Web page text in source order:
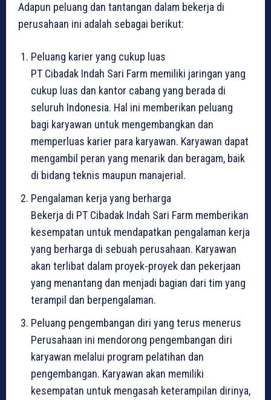
Adapun peluang dan tantangan dalam bekerja di
perusahaan ini adalah sebagai berikut:
Peluang karier yang cukup luas
PT Cibadak Indah Sari Farm memiliki jaringan yang
cukup luas dan kantor cabang yang berada di
seluruh Indonesia. Hal ini memberikan peluang
bagi karyawan untuk mengembangkan dan
memperluas karier para karyawan. Karyawan dapat
mengambil peran yang menarik dan beragam, baik
di bidang teknis maupun manajerial.
Pengalaman kerja yang berharga
Bekerja di PT Cibadak Indah Sari Farm memberikan
kesempatan untuk mendapatkan pengalaman kerja
yang berharga di sebuah perusahaan. Karyawan
akan terlibat dalam proyek-proyek dan pekerjaan
yang menantang dan menjadi bagian dari tim yang
terampil dan berpengalaman.
Peluang pengembangan diri yang terus menerus
Perusahaan ini mendorong pengembangan diri
karyawan melalui program pelatihan dan
pengembangan. Karyawan akan memiliki
kesempatan untuk mengasah keterampilan dirinya,